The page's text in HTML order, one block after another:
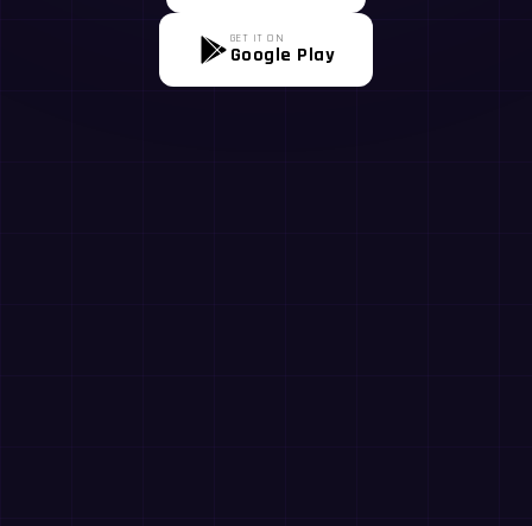
GET IT ON
Google Play